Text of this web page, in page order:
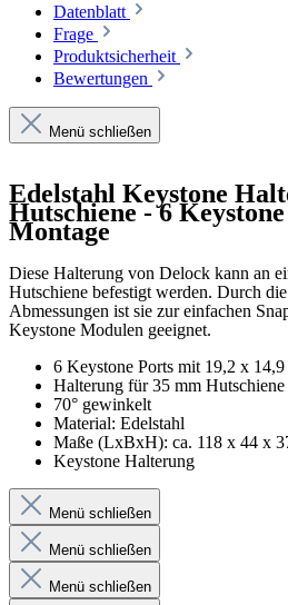
Datenblatt
Frage
Produktsicherheit
Bewertungen
Menü schließen
Edelstahl Keystone
Hutschiene - 6
Montage
Diese Halterung von Delock kann an
Hutschiene befestigt werden. Durch
Abmessungen ist sie zur einfachen
Keystone Modulen geeignet.
6 Keystone Ports mit 19,2 x
Halterung für 35 mm Hutschiene
70° gewinkelt
Material: Edelstahl
Maße (LxBxH): ca. 118 x 44 x
Keystone Halterung
Menü schließen
Menü schließen
Menü schließen